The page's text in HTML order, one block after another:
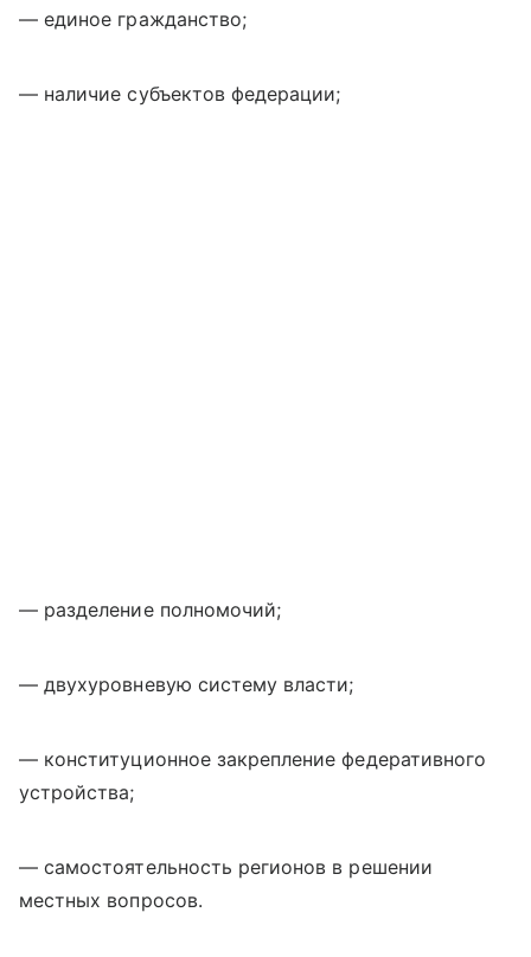
— единое гражданство;
— наличие субъектов федерации;
— разделение полномочий;
— двухуровневую систему власти;
— конституционное закрепление федеративного
устройства;
— самостоятельность регионов в решении
местных вопросов.